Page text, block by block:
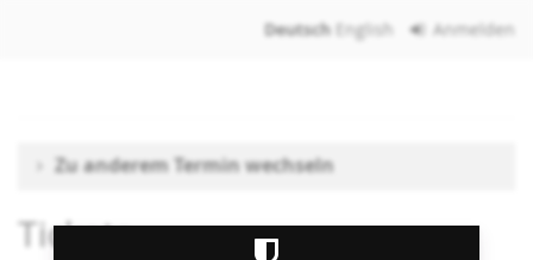
Deutsch English Anmelden
Zu anderem Termin wechseln
Tickets